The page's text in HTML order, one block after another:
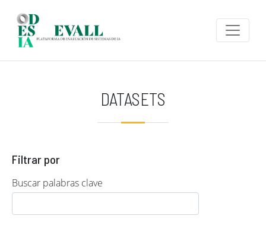
DATASETS
Filtrar por
Buscar palabras clave